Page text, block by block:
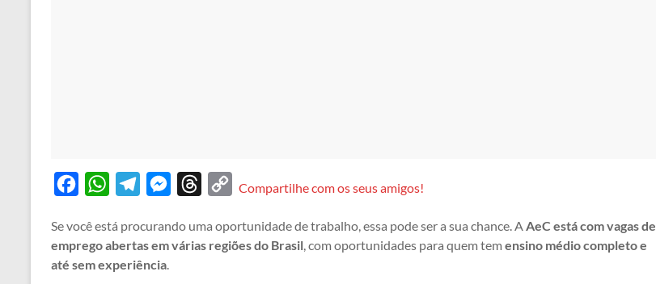
c
W
a
l
M
s
r
C
p
Compartilhe com os seus amigos!
Se você está procurando uma oportunidade de trabalho, essa pode ser a sua chance. AAeC está com vagas de
emprego abertas em várias regiões do Brasil, com oportunidades para quem temensino médio completo e
até sem experiência.